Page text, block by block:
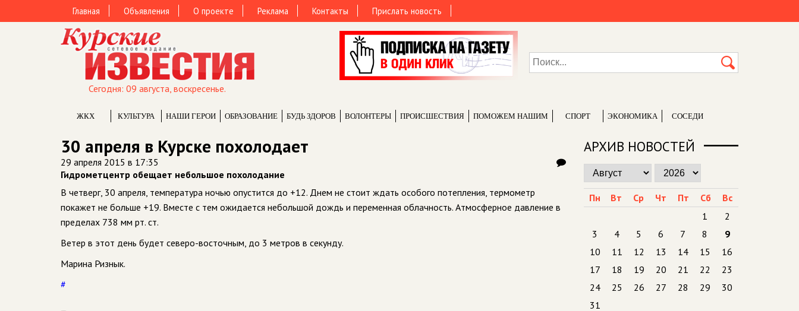
Главная Объявления О проекте Реклама Контакты Прислать новость
Сегодня: 09 августа, воскресенье.
ЖКХ КУЛЬТУРА НАШИ ГЕРОИ ОБРАЗОВАНИЕ БУДЬ ЗДОРОВ ВОЛОНТЕРЫ ПРОИCШЕСТВИЯ ПОМОЖЕМ НАШИМ СПОРТ ЭКОНОМИКА СОСЕДИ
30 апреля в Курске похолодает
29 апреля 2015 в 17:35
Гидрометцентр обещает небольшое похолодание
В четверг, 30 апреля, температура ночью опустится до +12. Днем не стоит ждать особого потепления, термометр
покажет не больше +19. Вместе с тем ожидается небольшой дождь и переменная облачность. Атмосферное давление в
пределах 738 мм рт. ст.
Ветер в этот день будет северо-восточным, до 3 метров в секунду.
Марина Ризнык.
#
АРХИВ НОВОСТЕЙ
Пн Вт Ср Чт Пт Сб
Вс
1
2
3
4 5 6 7 8
9
10
11 12 13 14 15
16
17
18 19 20 21 22
23
24
25 26 27 28 29
30
31